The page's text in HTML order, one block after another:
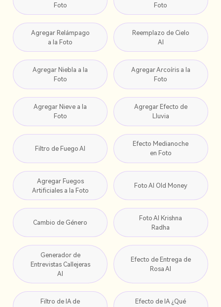
Foto Foto
Agregar Relámpago
a la Foto
Reemplazo de Cielo
AI
Agregar Niebla a la
Foto
Agregar Arcoíris a la
Foto
Agregar Nieve a la
Foto
Agregar Efecto de
Lluvia
Filtro de Fuego AI
Efecto Medianoche
en Foto
Agregar Fuegos
Artificiales a la Foto
Foto AI Old Money
Cambio de Género
Foto AI Krishna
Radha
Generador de
Entrevistas Callejeras
AI
Efecto de Entrega de
Rosa AI
Filtro de IA de
Efecto de IA ¿Qué